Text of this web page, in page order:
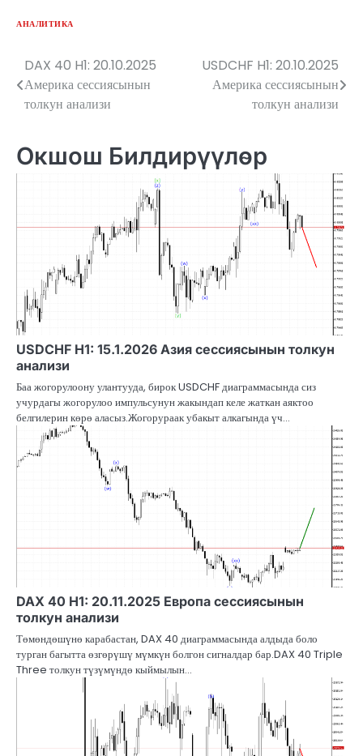
АНАЛИТИКА
Жазуулар
боюнча
DAX 40 H1: 20.10.2025
Америка сессиясынын
толкун анализи
USDCHF H1: 20.10.2025
Америка сессиясынын
толкун анализи
Окшош Билдирүүлөр
USDCHF H1: 15.1.2026 Азия сессиясынын толкун
анализи
Баа жогорулоону улантууда, бирок USDCHF диаграммасында сиз
учурдагы жогорулоо импульсунун жакындап келе жаткан аяктоо
белгилерин көрө аласыз.Жогорураак убакыт алкагында үч…
DAX 40 H1: 20.11.2025 Европа сессиясынын
толкун анализи
Төмөндөшүнө карабастан, DAX 40 диаграммасында алдыда боло
турган багытта өзгөрүшү мүмкүн болгон сигналдар бар.DAX 40 Triple
Three толкун түзүмүндө кыймылын…